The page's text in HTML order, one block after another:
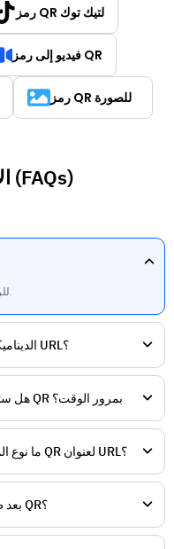
رمز QR لتيك توك
فيديو إلى رمز QR
رمز QR للصورة
الأسئلة المتكررة (FAQs)
نعم، إنه آمن وقانوني تمامًا لإنشاء رمز QR للرابط.
ما الفرق بين رمز QR الديناميكي والثابت لعنوان URL؟
هل ستنتهي صلاحية الرابط الخاص بي إلى رمز QR بمرور الوقت؟
ما نوع المعلومات التي يمكن أن يحتوي عليها رمز QR لعنوان URL؟
هل يمكنني تعديل عنوان URL بعد طباعة رمز QR؟